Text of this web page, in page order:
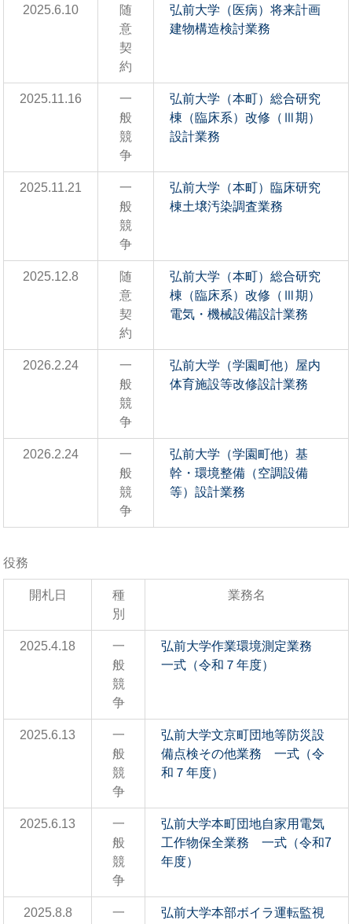
2025.6.10
随
意
契
約
弘前大学（医病）将来計画
建物構造検討業務
2025.11.16
一
般
競
争
弘前大学（本町）総合研究
棟（臨床系）改修（Ⅲ期）
設計業務
2025.11.21
一
般
競
争
弘前大学（本町）臨床研究
棟土壌汚染調査業務
2025.12.8
随
意
契
約
弘前大学（本町）総合研究
棟（臨床系）改修（Ⅲ期）
電気・機械設備設計業務
2026.2.24
一
般
競
争
弘前大学（学園町他）屋内
体育施設等改修設計業務
2026.2.24
一
般
競
争
弘前大学（学園町他）基
幹・環境整備（空調設備
等）設計業務
役務
開札日
種
別
業務名
2025.4.18
一
般
競
争
弘前大学作業環境測定業務
一式（令和７年度）
2025.6.13
一
般
競
争
弘前大学文京町団地等防災設
備点検その他業務 一式（令
和７年度）
2025.6.13
一
般
競
争
弘前大学本町団地自家用電気
工作物保全業務 一式（令和7
年度）
2025.8.8
一
弘前大学本部ボイラ運転監視